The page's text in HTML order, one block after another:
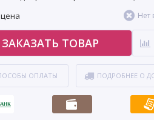
Нет
ЗАКАЗАТЬ ТОВАР
ОПЛАТЫ ПОДРОБНЕЕ О